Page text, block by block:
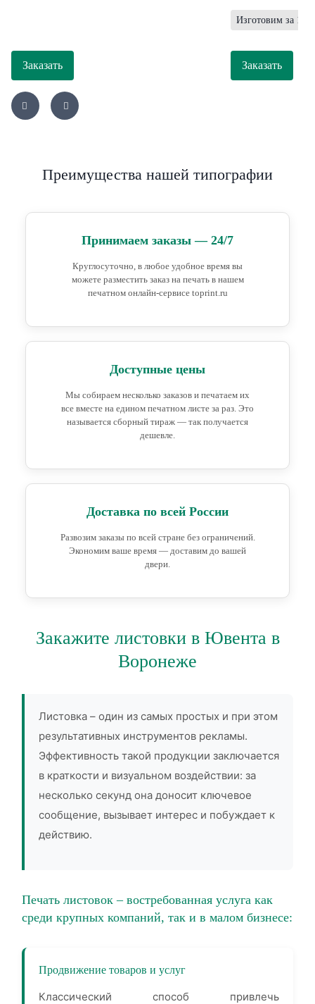
Заказать
Изготовим за 1
Заказать
Преимущества нашей типографии
Принимаем заказы — 24/7
Круглосуточно, в любое удобное время вы
можете разместить заказ на печать в нашем
печатном онлайн-сервисе toprint.ru
Доступные цены
Мы собираем несколько заказов и печатаем их
все вместе на едином печатном листе за раз. Это
называется сборный тираж — так получается
дешевле.
Доставка по всей России
Развозим заказы по всей стране без ограничений.
Экономим ваше время — доставим до вашей
двери.
Закажите листовки в Ювента в
Воронеже
Листовка – один из самых простых и при этом
результативных инструментов рекламы.
Эффективность такой продукции заключается
в краткости и визуальном воздействии: за
несколько секунд она доносит ключевое
сообщение, вызывает интерес и побуждает к
действию.
Печать листовок – востребованная услуга как
среди крупных компаний, так и в малом бизнесе:
Продвижение товаров и услуг
Классический способ привлечь